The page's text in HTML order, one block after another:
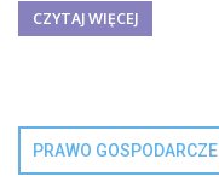
CZYTAJ WIĘCEJ
PRAWO GOSPODARCZE